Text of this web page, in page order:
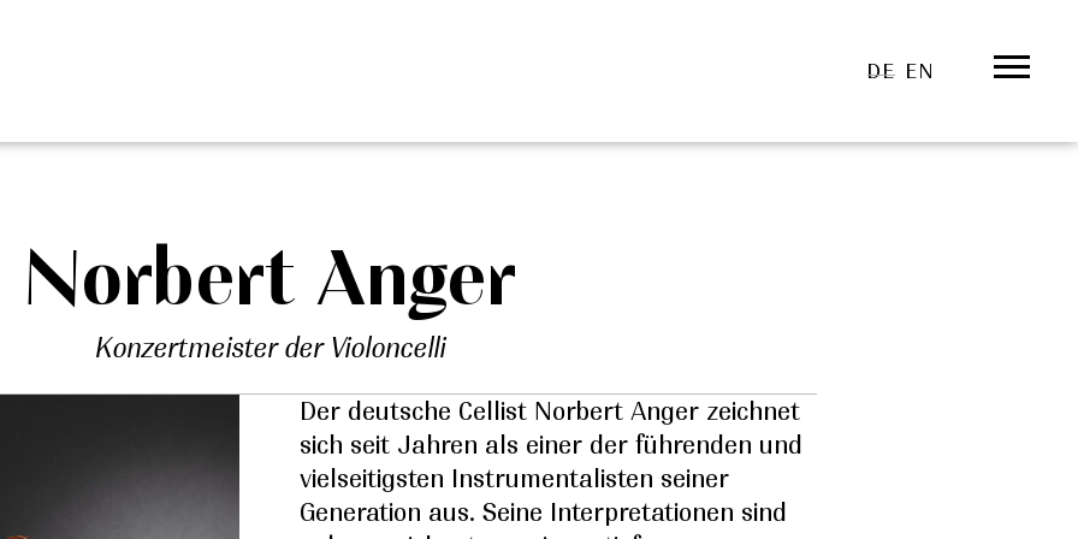
DE EN
Norbert Anger
Konzertmeister der Violoncelli
Der deutsche Cellist Norbert Anger zeichnet
sich seit Jahren als einer der führenden und
vielseitigsten Instrumentalisten seiner
Generation aus. Seine Interpretationen sind